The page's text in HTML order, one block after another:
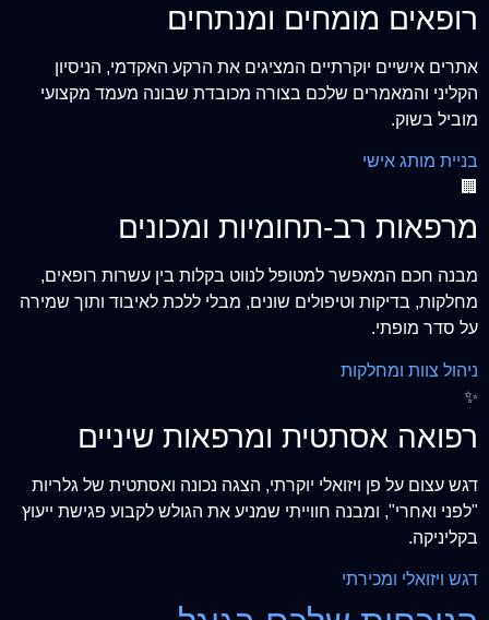
רופאים מומחים ומנתחים
אתרים אישיים יוקרתיים המציגים את הרקע האקדמי, הניסיון
הקליני והמאמרים שלכם בצורה מכובדת שבונה מעמד מקצועי
מוביל בשוק.
בניית מותג אישי
🏢
מרפאות רב-תחומיות ומכונים
מבנה חכם המאפשר למטופל לנווט בקלות בין עשרות רופאים,
מחלקות, בדיקות וטיפולים שונים, מבלי ללכת לאיבוד ותוך שמירה
על סדר מופתי.
ניהול צוות ומחלקות
✨
רפואה אסתטית ומרפאות שיניים
דגש עצום על פן ויזואלי יוקרתי, הצגה נכונה ואסתטית של גלריות
"לפני ואחרי", ומבנה חווייתי שמניע את הגולש לקבוע פגישת ייעוץ
בקליניקה.
דגש ויזואלי ומכירתי